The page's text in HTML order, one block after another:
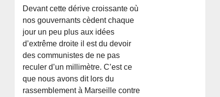
Devant cette dérive croissante où
nos gouvernants cèdent chaque
jour un peu plus aux idées
d’extrême droite il est du devoir
des communistes de ne pas
reculer d’un millimètre. C’est ce
que nous avons dit lors du
rassemblement à Marseille contre